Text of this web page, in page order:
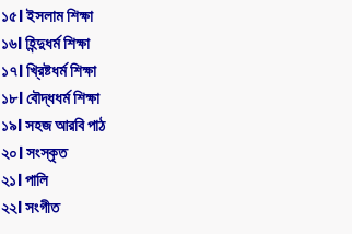
১৫। ইসলাম শিক্ষা
১৬। হিন্দুধর্ম শিক্ষা
১৭। খ্রিষ্টধর্ম শিক্ষা
১৮। বৌদ্ধধর্ম শিক্ষা
১৯। সহজ আরবি পাঠ
২০। সংস্কৃত
২১। পালি
২২। সংগীত